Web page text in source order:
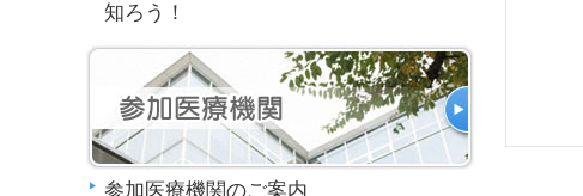
知ろう！
参加医療機関のご案内